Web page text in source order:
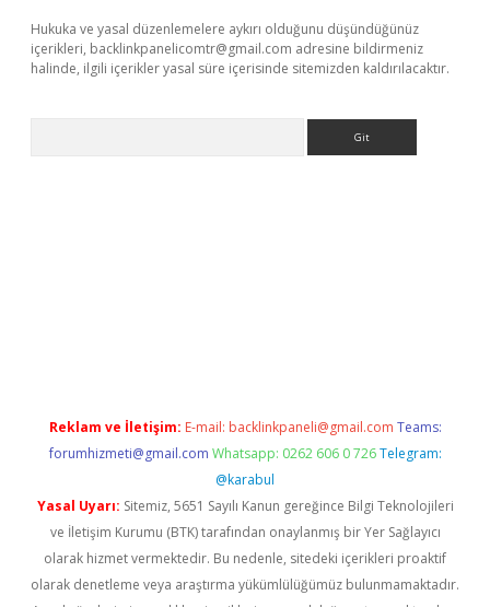
Hukuka ve yasal düzenlemelere aykırı olduğunu düşündüğünüz
içerikleri, backlinkpanelicomtr@gmail.com adresine bildirmeniz
halinde, ilgili içerikler yasal süre içerisinde sitemizden kaldırılacaktır.
Reklam ve İletişim: E-mail: backlinkpaneli@gmail.com Teams:
forumhizmeti@gmail.com Whatsapp: 0262 606 0 726 Telegram:
@karabul
Yasal Uyarı: Sitemiz, 5651 Sayılı Kanun gereğince Bilgi Teknolojileri
ve İletişim Kurumu (BTK) tarafından onaylanmış bir Yer Sağlayıcı
olarak hizmet vermektedir. Bu nedenle, sitedeki içerikleri proaktif
olarak denetleme veya araştırma yükümlülüğümüz bulunmamaktadır.